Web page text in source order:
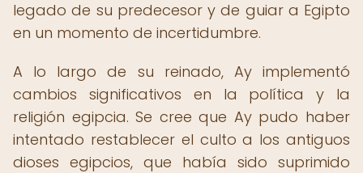
legado de su predecesor y de guiar a Egipto
en un momento de incertidumbre.
A lo largo de su reinado, Ay implementó
cambios significativos en la política y la
religión egipcia. Se cree que Ay pudo haber
intentado restablecer el culto a los antiguos
dioses egipcios, que había sido suprimido